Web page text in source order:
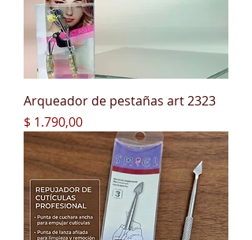
Arqueador de pestañas art 2323
Precio
$ 1.790,00